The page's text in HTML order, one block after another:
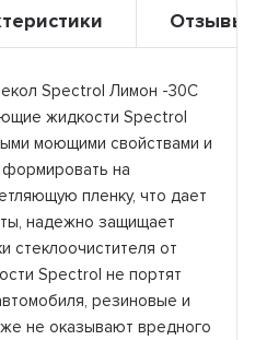
Отзывы
Spectrol Лимон -30С
жидкости Spectrol
моющими свойствами и
на
пленку, что дает
надежно защищает
стеклоочистителя от
Spectrol не портят
резиновые и
не оказывают вредного